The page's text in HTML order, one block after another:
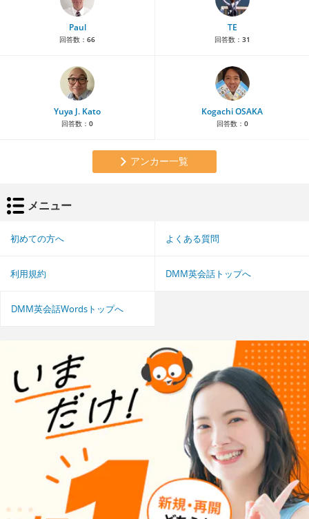
Paul
回答数： 66
TE
回答数： 31
Yuya J. Kato
回答数： 0
Kogachi OSAKA
回答数： 0
アンカー一覧
メニュー
初めての方へ よくある質問
利用規約 DMM英会話トップへ
DMM英会話Wordsトップへ